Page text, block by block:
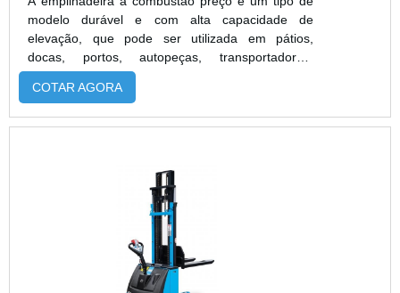
modelo durável e com alta capacidade de
elevação, que pode ser utilizada em pátios,
docas, portos, autopeças, transportadoras,
armazéns de grande porte, entre outros.
Equipamentos novos para realizar o transporte
devem ser levada em conta. Este equipamento
em:Galpões;Armazéns;Centros de
distribuição;Entre outros segmentos de
logística. A importância da procura pela empresa
correta É possível contratar uma empresa que
venda a empilhadeira e o representante
altamente qualificado poderá indicar o melhor
modelo, de acordo com as necessidades do
COTAR AGORA